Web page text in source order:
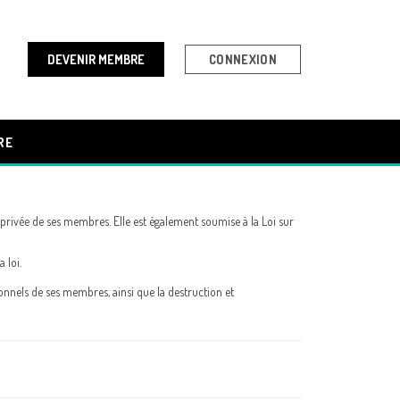
DEVENIR MEMBRE CONNEXION
de ses membres. Elle est également soumise à la Loi sur
loi.
de ses membres, ainsi que la destruction et